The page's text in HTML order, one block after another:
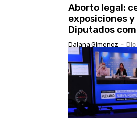
Aborto legal:
exposiciones y
Diputados
Daiana Gimenez - Dic